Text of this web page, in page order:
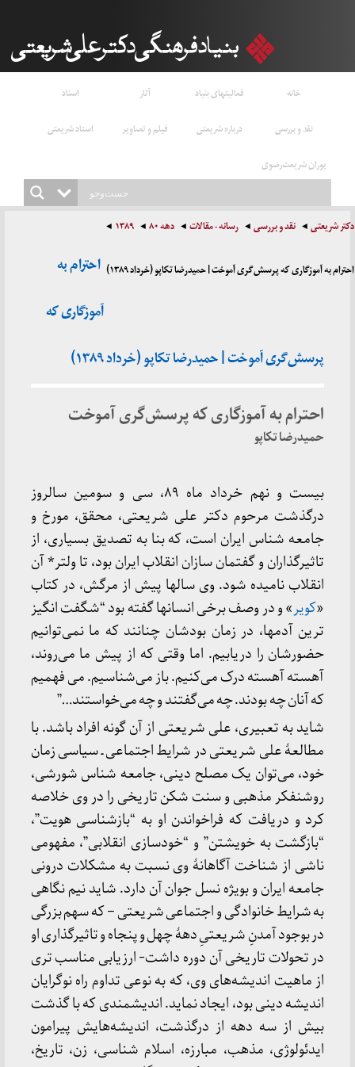
خانه فعالیتهای بنیاد آثار
اسناد
نقد و بررسی
درباره شریعتی فیلم و تصاویر
استاد شریعتی
پوران شریعت‌رضوی
دکتر شریعتی نقد و بررسی رسانه - مقالات دهه ۸۰ ۱۳۸۹
احترام به آموزگاری که پرسش‌گری آموخت | حمیدرضا تکاپو (خرداد ۱۳۸۹)
احترام به
آموزگاری که
پرسش‌گری آموخت | حمیدرضا تکاپو (خرداد ۱۳۸۹)
احترام به آموزگاری که پرسش‌گری آموخت
حمیدرضا تکاپو
بیست و نهم خرداد ماه ۸۹، سی و سومین سالروز
درگذشت مرحوم دکتر علی شریعتی، محقق، مورخ و
جامعه شناس ایران است، که بنا به تصدیق بسیاری، از
تاثیرگذاران و گفتمان سازان انقلاب ایران بود، تا ولتر* آن
انقلاب نامیده شود. وی سالها پیش از مرگش، در کتاب
«کویر» و در وصف برخی انسانها گفته بود “شگفت انگیز
ترین آدمها، در زمان بودشان چنانند که ما نمی‌توانیم
حضورشان را دریابیم. اما وقتی که از پیش ما می‌روند،
آهسته آهسته درک می‌کنیم. باز می‌شناسیم. می فهمیم
که آنان چه بودند. چه می‌گفتند و چه می‌خواستند…”
شاید به تعبیری، علی شریعتی از آن گونه افراد باشد. با
مطالعۀ علی شریعتی در شرایط اجتماعی ـ سیاسی زمان
خود، می‌توان یک مصلح دینی، جامعه شناس شورشی،
روشنفکر مذهبی و سنت شکن تاریخی را در وی خلاصه
کرد و دریافت که فراخواندن او به “بازشناسی هویت”،
“بازگشت به خویشتن” و “خودسازی انقلابی”، مفهومی
ناشی از شناخت آگاهانۀ وی نسبت به مشکلات درونی
جامعه ایران و بویژه نسل جوان آن دارد. شاید نیم نگاهی
به شرایط خانوادگی و اجتماعی شریعتی – که سهم بزرگی
در بوجود آمدنِ شریعتیِ دهۀ چهل و پنجاه و تاثیرگذاری او
در تحولات تاریخی آن دوره داشت- ارزیابی مناسب تری
از ماهیت اندیشه‌های وی، که به نوعی تداوم راه نوگرایان
اندیشه دینی بود، ایجاد نماید. اندیشمندی که با گذشت
بیش از سه دهه از درگذشت، اندیشه‌هایش پیرامون
ایدئولوژی، مذهب، مبارزه، اسلام شناسی، زن، تاریخ،